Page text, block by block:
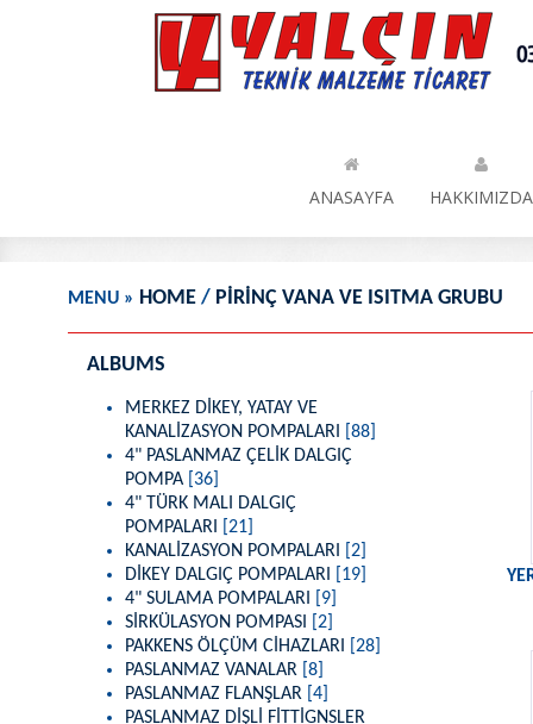
MENU » HOME / PİRİNÇ VANA VE ISITMA GRUBU
ALBUMS
MERKEZ DİKEY, YATAY VE
KANALİZASYON POMPALARI
[88]
4" PASLANMAZ ÇELİK DALGIÇ
POMPA
[36]
4" TÜRK MALI DALGIÇ
POMPALARI
[21]
KANALİZASYON POMPALARI
[2]
DİKEY DALGIÇ POMPALARI
[19]
4" SULAMA POMPALARI
[9]
SİRKÜLASYON POMPASI
[2]
PAKKENS ÖLÇÜM CİHAZLARI
[28]
PASLANMAZ VANALAR [8]
PASLANMAZ FLANŞLAR [4]
PASLANMAZ DİŞLİ FİTTİGNSLER